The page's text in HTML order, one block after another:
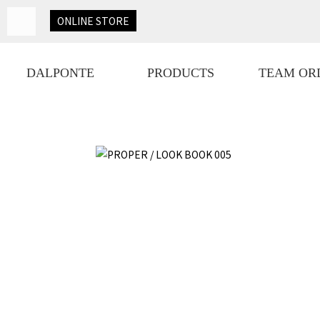
ONLINE STORE
DALPONTE PRODUCTS TEAM